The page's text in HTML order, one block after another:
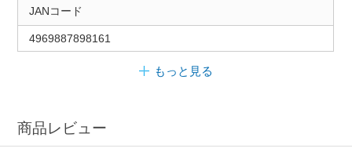
JANコード
4969887898161
もっと見る
商品レビュー